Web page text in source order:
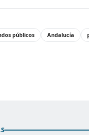
públicos Andalucía